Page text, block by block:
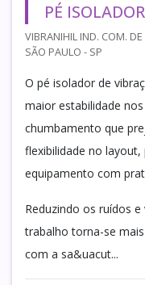
PÉ ISOLADOR
VIBRANIHIL IND. COM.
SÃO PAULO - SP
O pé isolador de
maior estabilidade
chumbamento que
flexibilidade no
equipamento com
Reduzindo os ruídos
trabalho torna-se
com a sa&uacut...